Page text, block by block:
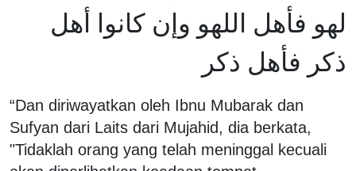
لهو فأهل اللهو وإن كانوا أهل
ذكر فأهل ذكر
“Dan diriwayatkan oleh Ibnu Mubarak dan
Sufyan dari Laits dari Mujahid, dia berkata,
"Tidaklah orang yang telah meninggal kecuali